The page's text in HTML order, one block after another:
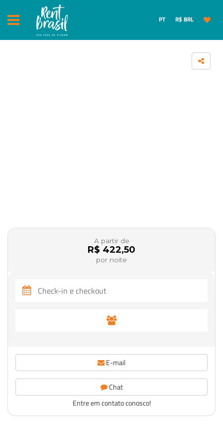
PT R$ BRL
A partir de
R$ 422,50
por noite
E-mail
Chat
Entre em contato conosco!